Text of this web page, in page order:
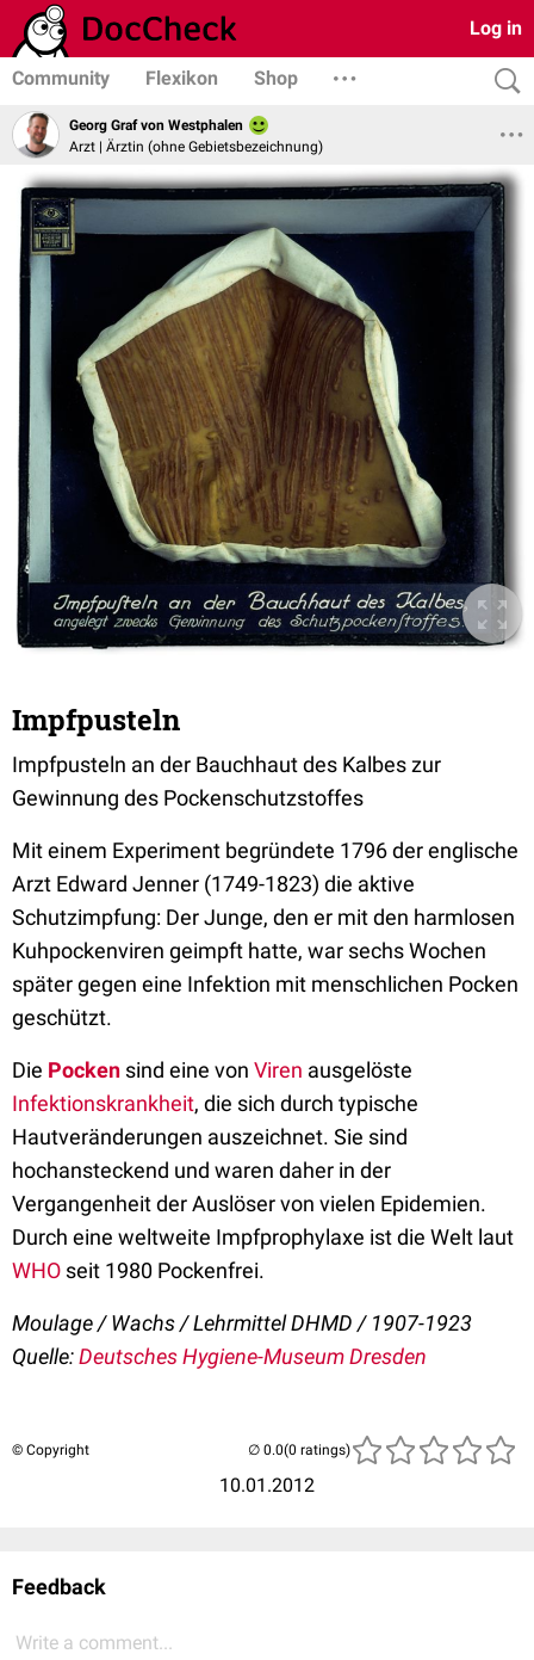
Log in
Community Flexikon Shop
Georg Graf von Westphalen
Arzt | Ärztin (ohne Gebietsbezeichnung)
Impfpusteln
Impfpusteln an der Bauchhaut des Kalbes zur
Gewinnung des Pockenschutzstoffes
Mit einem Experiment begründete 1796 der englische
Arzt Edward Jenner (1749-1823) die aktive
Schutzimpfung: Der Junge, den er mit den harmlosen
Kuhpockenviren geimpft hatte, war sechs Wochen
später gegen eine Infektion mit menschlichen Pocken
geschützt.
Die Pocken sind eine von Viren ausgelöste
Infektionskrankheit, die sich durch typische
Hautveränderungen auszeichnet. Sie sind
hochansteckend und waren daher in der
Vergangenheit der Auslöser von vielen Epidemien.
Durch eine weltweite Impfprophylaxe ist die Welt laut
WHO seit 1980 Pockenfrei.
Moulage / Wachs / Lehrmittel DHMD / 1907-1923
Quelle:Deutsches Hygiene-Museum Dresden
© Copyright
10.01.2012
(0 ratings)
Feedback
Write a comment...